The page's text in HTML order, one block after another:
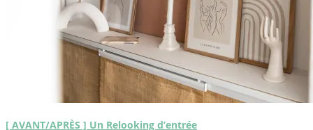
[ AVANT/APRÈS ] Un Relooking d’entrée